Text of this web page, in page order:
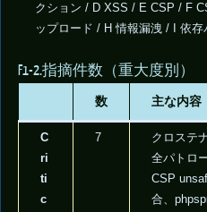
クション / D XSS / E CSP / F
ップロード / H 情報漏洩 / I 依存
F1-2.指摘件数（重大度別）
数 主な内容
C
ri
ti
c
7
クロステ
全パトロ
CSP
合、